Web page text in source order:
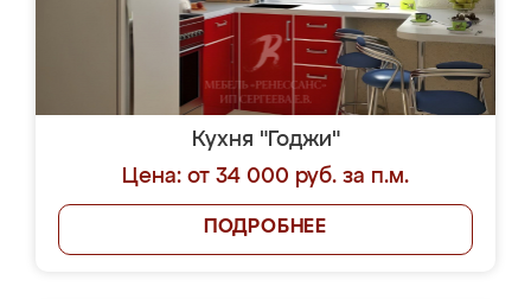
Кухня "Годжи"
Цена: от 34 000 руб. за п.м.
ПОДРОБНЕЕ